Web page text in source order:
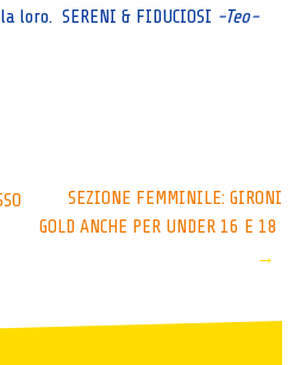
loro. SERENI & FIDUCIOSI -Teo-
SEZIONE FEMMINILE: GIRONI
GOLD ANCHE PER UNDER 16 E 18
→